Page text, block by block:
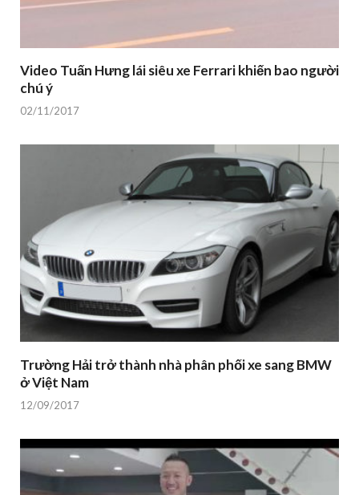
Video Tuấn Hưng lái siêu xe Ferrari khiến bao người
chú ý
02/11/2017
Trường Hải trở thành nhà phân phối xe sang BMW
ở Việt Nam
12/09/2017